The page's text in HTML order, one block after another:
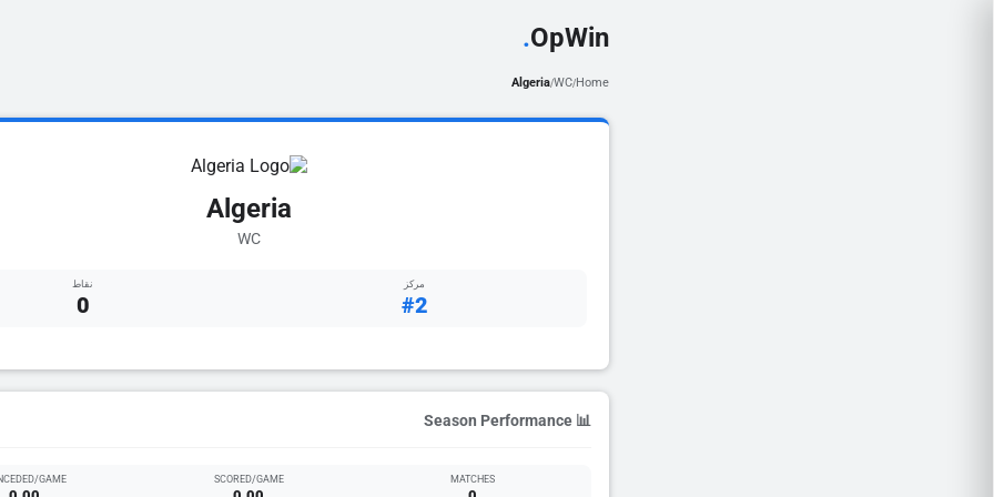
OpWin
.
Home
/
WC
/
Algeria
Algeria
WC
مركز
#2
نقاط
0
📊 Season Performance
MATCHES
SCORED/GAME
GAME